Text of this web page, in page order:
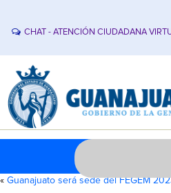
CHAT - ATENCIÓN CIUDADANA
« Guanajuato será sede del FEGEM